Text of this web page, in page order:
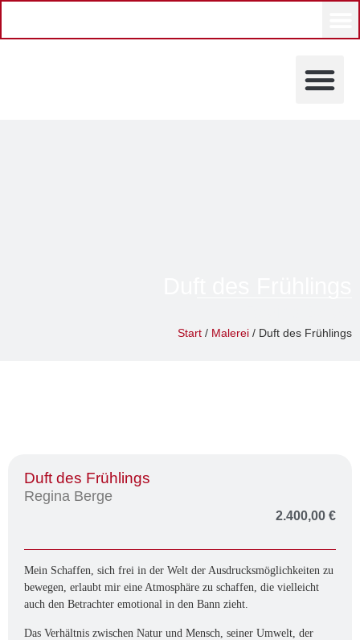
Start / Malerei / Duft des Frühlings
Duft des Frühlings
Regina Berge
2.400,00 €
Mein Schaffen, sich frei in der Welt der Ausdrucksmöglichkeiten zu
bewegen, erlaubt mir eine Atmosphäre zu schaffen, die vielleicht
auch den Betrachter emotional in den Bann zieht.
Das Verhältnis zwischen Natur und Mensch, seiner Umwelt, der